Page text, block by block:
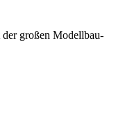
großen Modellbau-